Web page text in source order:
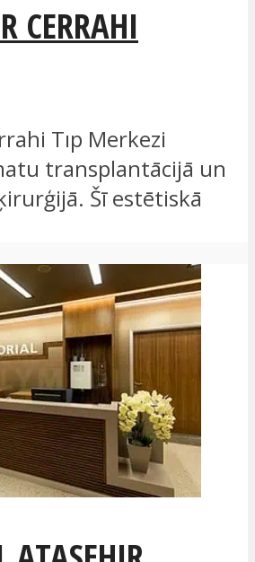
CERRAHI
Tıp Merkezi
transplantācijā un
Šī estētiskā